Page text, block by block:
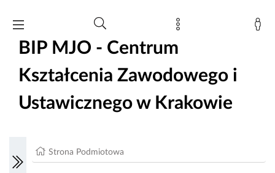
BIP MJO - Centrum
Kształcenia Zawodowego i
Ustawicznego w Krakowie
Strona Podmiotowa